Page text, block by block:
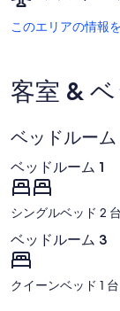
ペ
ス
タ
ゴ
ル
ン
プ
ラ
シ
ュ
ウ
ォ
ー
タ
パ
ェ
ァ
ァ
ロ
際
港)
このエリアの情報
客室 &
ベッドルーム
ベッドルーム 1
シングルベッド 2 台
ベッドルーム 3
クイーンベッド 1 台